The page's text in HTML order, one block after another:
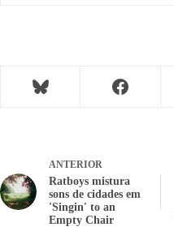
ANTERIOR
Ratboys mistura
sons de cidades em
'Singin' to an
Empty Chair